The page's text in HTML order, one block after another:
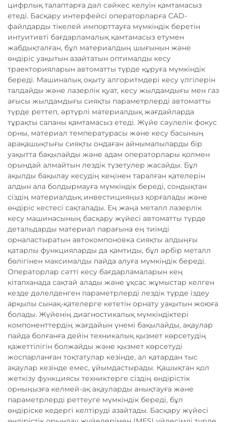
цифрлық талаптарға дәл сәйкес келуін қамтамасыз
етеді. Басқару интерфейсі операторларға CAD-
файлдарды тікелей импорттауға мүмкіндік беретін
интуитивті бағдарламалық қамтамасыз етумен
жабдықталған, бұл материалдың шығынын және
өндіріс уақытын азайтатын оптималды кесу
траекторияларын автоматты түрде құруға мүмкіндік
береді. Машиналық оқыту алгоритмдері кесу үлгілерін
талдайды және лазерлік қуат, кесу жылдамдығы мен газ
ағысы жылдамдығы сияқты параметрлерді автоматты
түрде реттеп, әртүрлі материалдық жағдайларда
тұрақты сапаны қамтамасыз етеді. Жүйе сәулелік фокус
орны, материал температурасы және кесу басының
арақашықтығы сияқты ондаған айнымалыларды бір
уақытта бақылайды және адам операторлары қолмен
орындай алмайтын лездік түзетулер жасайды. Бұл
ақылды бақылау кесудің кеңінен таралған қателерін
алдын ала болдырмауға мүмкіндік береді, сондықтан
сіздің материалдық инвестицияңыз қорғалады және
өндіріс кестесі сақталады. Ең жаңа металл лазерлік
кесу машинасының басқару жүйесі автоматты түрде
детальдарды материал парағына ең тиімді
орналастыратын автокомпоновка сияқты алдыңғы
қатарлы функцияларды да қамтиды, бұл әрбір металл
бөлігінен максималды пайда алуға мүмкіндік береді.
Операторлар сәтті кесу бағдарламаларын кең
кітапханада сақтай алады және ұқсас жұмыстар келген
кезде дәлелденген параметрлерді лездік түрде іздеу
арқылы сынақ-қателерге кететін орнату уақытын жоюға
болады. Жүйенің диагностикалық мүмкіндіктері
компоненттердің жағдайын үнемі бақылайды, ақаулар
пайда болғанға дейін техникалық қызмет көрсетудің
қажеттілігін болжайды және қызмет көрсетуді
жоспарланған тоқтатулар кезінде, ал қатардан тыс
ақаулар кезінде емес, ұйымдастырады. Қашықтан қол
жеткізу функциясы техниктерге сіздің өндірістік
орныңызға келмей-ақ ақауларды анықтауға және
параметрлерді реттеуге мүмкіндік береді, бұл
өндіріске кедергі келтіруді азайтады. Басқару жүйесі